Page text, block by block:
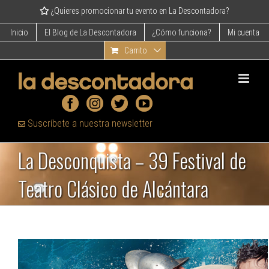
content
¿Quieres promocionar tu evento en La Descontadora?
Inicio El Blog de La Descontadora ¿Cómo funciona?
Mi cuenta
Carrito
Suscríbete a nuestra newsletter
La Desconquista – 39 Festival de
Teatro Clásico de Alcántara